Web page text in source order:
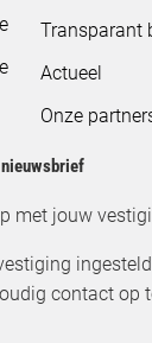
Transparant
Actueel
Onze
nieuwsbrief
met jouw
contact op